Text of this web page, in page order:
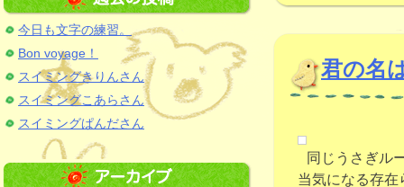
君の名
同じうさぎル
当気になる存
今日も文字の練習。
Bon voyage！
スイミングきりんさん
スイミングこあらさん
スイミングぱんださん